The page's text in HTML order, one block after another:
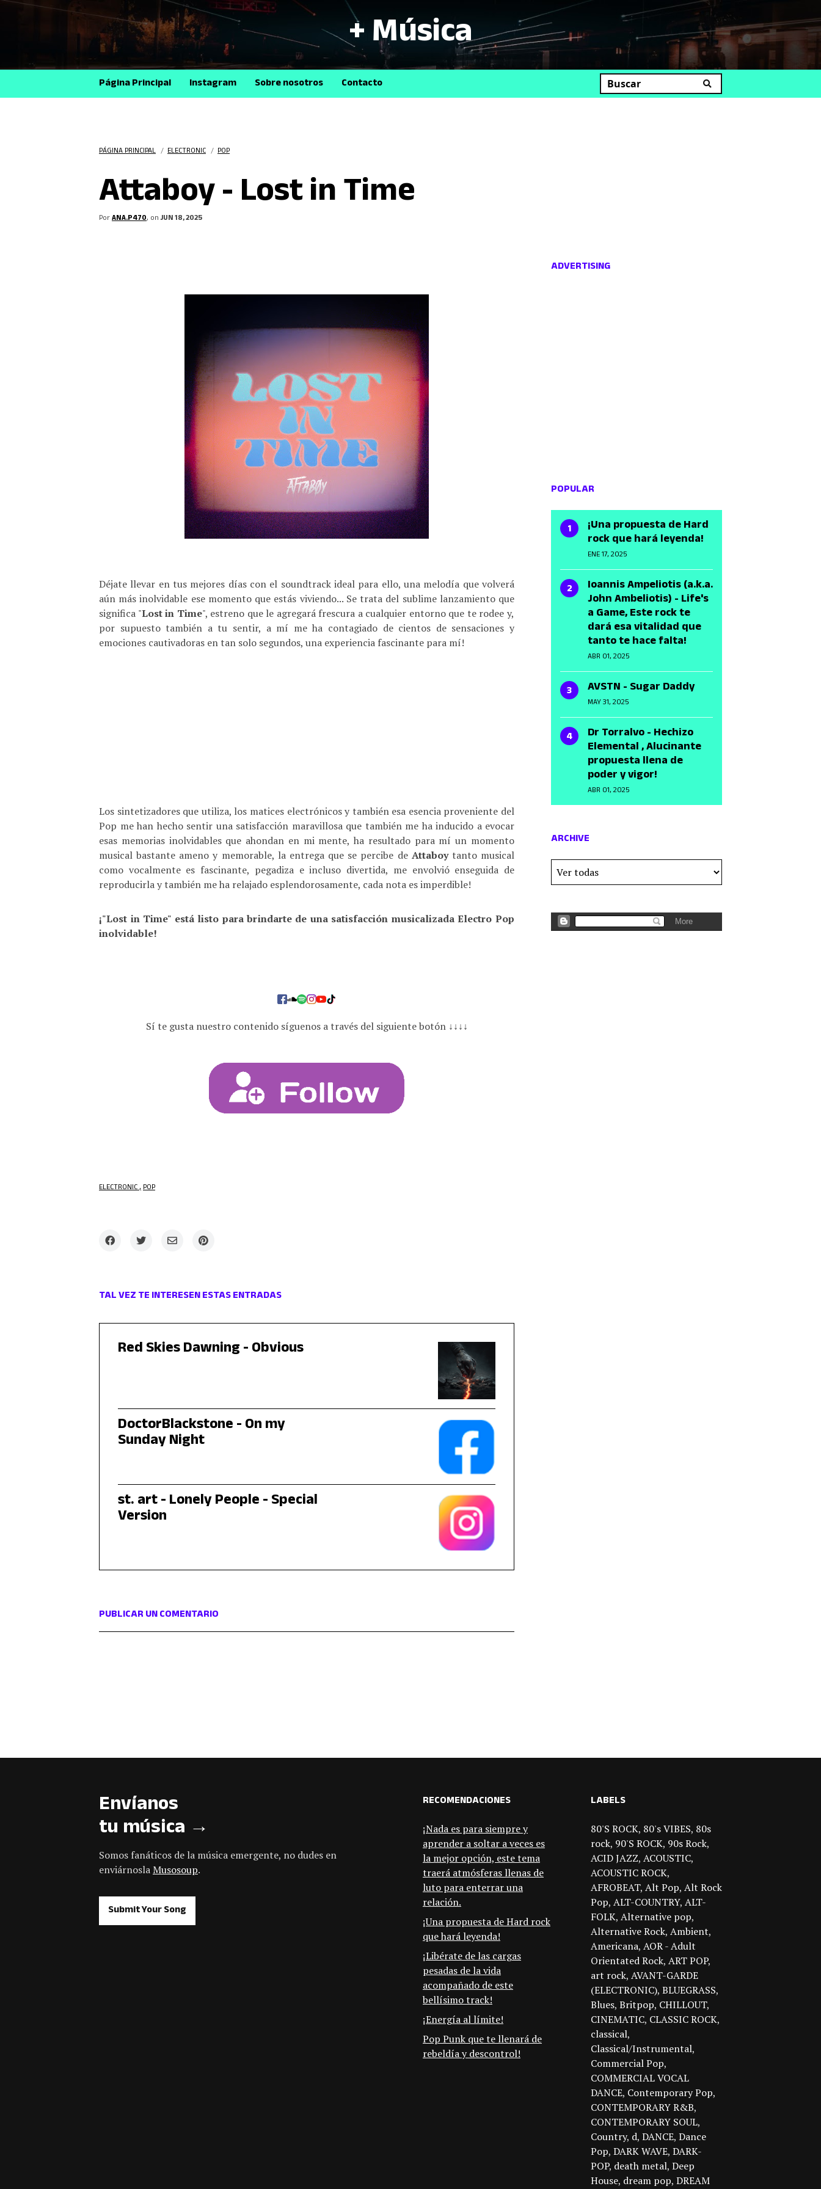
+ Música
Página Principal Instagram Sobre nosotros Contacto
PÁGINA PRINCIPAL / ELECTRONIC / POP
Attaboy - Lost in Time
PorANA.P470, onJUN 18, 2025
Déjate llevar en tus mejores días con el soundtrack ideal para ello, una melodía que volverá
aún más inolvidable ese momento que estás viviendo... Se trata del sublime lanzamiento que
significa "Lost in Time", estreno que le agregará frescura a cualquier entorno que te rodee y,
por supuesto también a tu sentir, a mí me ha contagiado de cientos de sensaciones y
emociones cautivadoras en tan solo segundos, una experiencia fascinante para mí!
Los sintetizadores que utiliza, los matices electrónicos y también esa esencia proveniente del
Pop me han hecho sentir una satisfacción maravillosa que también me ha inducido a evocar
esas memorias inolvidables que ahondan en mi mente, ha resultado para mí un momento
musical bastante ameno y memorable, la entrega que se percibe de Attaboytanto musical
como vocalmente es fascinante, pegadiza e incluso divertida, me envolvió enseguida de
reproducirla y también me ha relajado esplendorosamente, cada nota es imperdible!
¡"Lost in Time" está listo para brindarte de una satisfacción musicalizada Electro Pop
inolvidable!
Sí te gusta nuestro contenido síguenos a través del siguiente botón ↓↓↓↓
ELECTRONIC POP
TAL VEZ TE INTERESEN ESTAS ENTRADAS
Red Skies Dawning - Obvious
DoctorBlackstone - On my
Sunday Night
st. art - Lonely People - Special
Version
ADVERTISING
POPULAR
¡Una propuesta de Hard
rock que hará leyenda!
ENE 17, 2025
Ioannis Ampeliotis (a.k.a.
John Ambeliotis) - Life's
a Game, Este rock te
dará esa vitalidad que
tanto te hace falta!
ABR 01, 2025
AVSTN - Sugar Daddy
MAY 31, 2025
Dr Torralvo - Hechizo
Elemental , Alucinante
propuesta llena de
poder y vigor!
ABR 01, 2025
ARCHIVE
PUBLICAR UN COMENTARIO
Envíanos
tu música →
Somos fanáticos de la música emergente, no dudes en
enviárnoslaMusosoup.
Submit Your Song
RECOMENDACIONES
¡Nada es para siempre y
aprender a soltar a veces es
la mejor opción, este tema
traerá atmósferas llenas de
luto para enterrar una
relación.
¡Una propuesta de Hard rock
que hará leyenda!
¡Libérate de las cargas
pesadas de la vida
acompañado de este
bellísimo track!
¡Energía al límite!
Pop Punk que te llenará de
rebeldía y descontrol!
LABELS
80'S ROCK 80's VIBES 80s
rock 90'S ROCK 90s Rock
ACID JAZZ ACOUSTIC
ACOUSTIC ROCK
AFROBEAT Alt Pop Alt Rock
Pop ALT-COUNTRY ALT-
FOLK Alternative pop
Alternative Rock Ambient
Americana AOR - Adult
Orientated Rock ART POP
art rock AVANT-GARDE
(ELECTRONIC) BLUEGRASS
Blues Britpop CHILLOUT
CINEMATIC CLASSIC ROCK
classical
Classical/Instrumental
Commercial Pop
COMMERCIAL VOCAL
DANCE Contemporary Pop
CONTEMPORARY R&B
CONTEMPORARY SOUL
Country d DANCE Dance
Pop DARK WAVE DARK-
POP death metal Deep
House dream pop DREAM